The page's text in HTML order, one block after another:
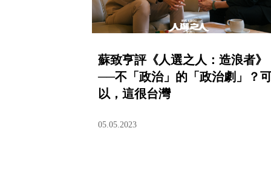
蘇致亨評《人選之人：造浪者》
──不「政治」的「政治劇」？
以，這很台灣
05.05.2023